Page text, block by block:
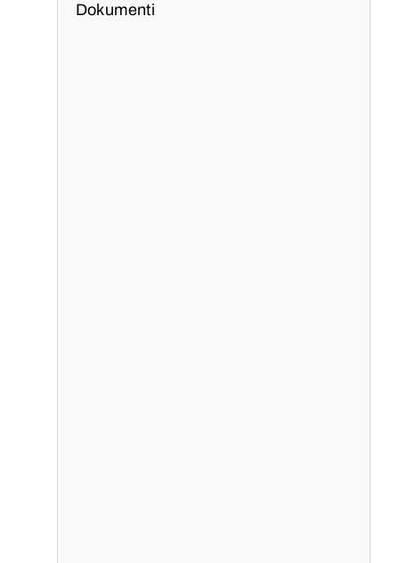
Dokumenti